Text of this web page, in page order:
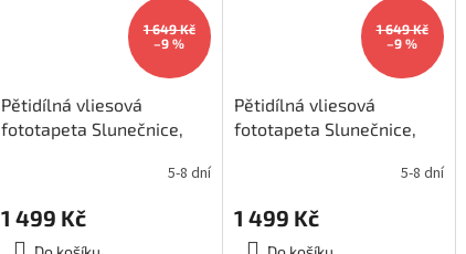
1 649 Kč
–9 %
Pětidílná vliesová
fototapeta Slunečnice,
5-8 dní
1 499 Kč
1 649 Kč
–9 %
Pětidílná vliesová
fototapeta Slunečnice,
5-8 dní
1 499 Kč